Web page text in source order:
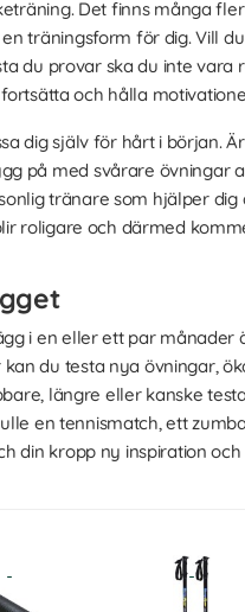
Det finns många
träningsform för dig. Vill
du provar ska du inte
och hålla
dig själv för hårt i början.
på med svårare övningar
tränare som hjälper
roligare och därmed
i en eller ett par
du testa nya övningar,
längre eller kanske
en tennismatch, ett
din kropp ny inspiration